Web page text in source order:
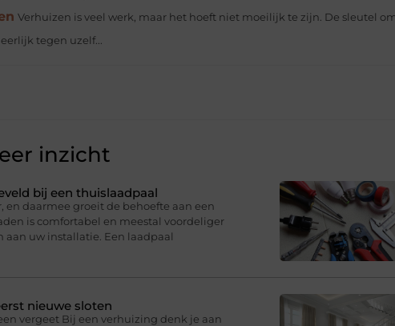
Verhuizen is veel werk, maar het hoeft niet moeilijk te zijn. De sleutel
tegen uzelf...
inzicht
bij een thuislaadpaal
en daarmee groeit de behoefte aan een
is comfortabel en meestal voordeliger
aan uw installatie. Een laadpaal
nieuwe sloten
vergeet Bij een verhuizing denk je aan